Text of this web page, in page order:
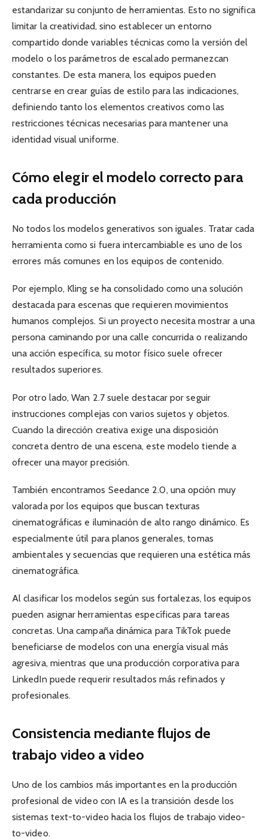
estandarizar su conjunto de herramientas. Esto no significa
limitar la creatividad, sino establecer un entorno
compartido donde variables técnicas como la versión del
modelo o los parámetros de escalado permanezcan
constantes. De esta manera, los equipos pueden
centrarse en crear guías de estilo para las indicaciones,
definiendo tanto los elementos creativos como las
restricciones técnicas necesarias para mantener una
identidad visual uniforme.
Cómo elegir el modelo correcto para
cada producción
No todos los modelos generativos son iguales. Tratar cada
herramienta como si fuera intercambiable es uno de los
errores más comunes en los equipos de contenido.
Por ejemplo, Kling se ha consolidado como una solución
destacada para escenas que requieren movimientos
humanos complejos. Si un proyecto necesita mostrar a una
persona caminando por una calle concurrida o realizando
una acción específica, su motor físico suele ofrecer
resultados superiores.
Por otro lado, Wan 2.7 suele destacar por seguir
instrucciones complejas con varios sujetos y objetos.
Cuando la dirección creativa exige una disposición
concreta dentro de una escena, este modelo tiende a
ofrecer una mayor precisión.
También encontramos Seedance 2.0, una opción muy
valorada por los equipos que buscan texturas
cinematográficas e iluminación de alto rango dinámico. Es
especialmente útil para planos generales, tomas
ambientales y secuencias que requieren una estética más
cinematográfica.
Al clasificar los modelos según sus fortalezas, los equipos
pueden asignar herramientas específicas para tareas
concretas. Una campaña dinámica para TikTok puede
beneficiarse de modelos con una energía visual más
agresiva, mientras que una producción corporativa para
LinkedIn puede requerir resultados más refinados y
profesionales.
Consistencia mediante flujos de
trabajo video a video
Uno de los cambios más importantes en la producción
profesional de video con IA es la transición desde los
sistemas text-to-video hacia los flujos de trabajo video-
to-video.